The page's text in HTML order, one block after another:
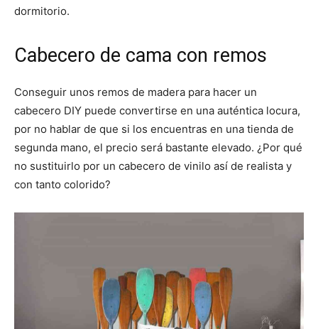
dormitorio.
Cabecero de cama con remos
Conseguir unos remos de madera para hacer un
cabecero DIY puede convertirse en una auténtica locura,
por no hablar de que si los encuentras en una tienda de
segunda mano, el precio será bastante elevado. ¿Por qué
no sustituirlo por un cabecero de vinilo así de realista y
con tanto colorido?